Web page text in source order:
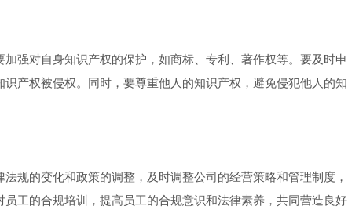
强对自身知识产权的保护，如商标、专利、著作权等。要及时申
产权被侵权。同时，要尊重他人的知识产权，避免侵犯他人的知
规的变化和政策的调整，及时调整公司的经营策略和管理制度，
工的合规培训，提高员工的合规意识和法律素养，共同营造良好